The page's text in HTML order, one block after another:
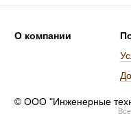
О компании
© ООО "Инженерные